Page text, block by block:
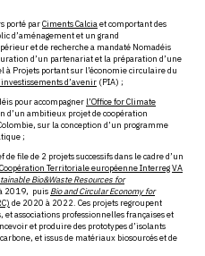
porté parCiments Calciaet comportant des
d’aménagement et un grand
et de recherche a mandaté Nomadéis
d’un partenariat et la préparation d’une
à Projets portant sur l’économie circulaire du
d’avenir (PIA) ;
pour accompagner l’Office for Climate
d’un ambitieux projet de coopération
sur la conception d’un programme
;
file de 2 projets successifs dans le cadre d’un
Territoriale européenne Interreg VA
Bio&Waste Resources for
2019, puis Bio and Circular Economy for
de 2020 à 2022. Ces projets regroupent
associations professionnelles françaises et
et produire des prototypes d’isolants
et issus de matériaux biosourcés et de